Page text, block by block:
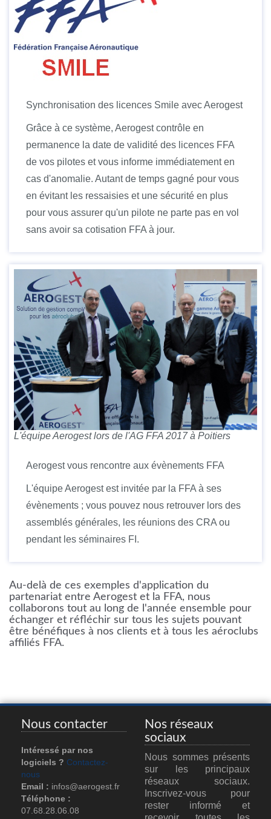
Synchronisation des licences Smile avec Aerogest
Grâce à ce système, Aerogest contrôle en
permanence la date de validité des licences FFA
de vos pilotes et vous informe immédiatement en
cas d'anomalie. Autant de temps gagné pour vous
en évitant les ressaisies et une sécurité en plus
pour vous assurer qu'un pilote ne parte pas en vol
sans avoir sa cotisation FFA à jour.
L'équipe Aerogest lors de l'AG FFA 2017 à Poitiers
Aerogest vous rencontre aux évènements FFA
L'équipe Aerogest est invitée par la FFA à ses
évènements ; vous pouvez nous retrouver lors des
assemblés générales, les réunions des CRA ou
pendant les séminaires FI.
Au-delà de ces exemples d'application du
partenariat entre Aerogest et la FFA, nous
collaborons tout au long de l'année ensemble pour
échanger et réfléchir sur tous les sujets pouvant
être bénéfiques à nos clients et à tous les aéroclubs
affiliés FFA.
Nous contacter
Intéressé par nos
logiciels ? Contactez-
nous
Email : infos@aerogest.fr
Téléphone :
07.68.28.06.08
Nos réseaux
sociaux
Nous sommes présents
sur les principaux
réseaux sociaux.
Inscrivez-vous pour
rester informé et